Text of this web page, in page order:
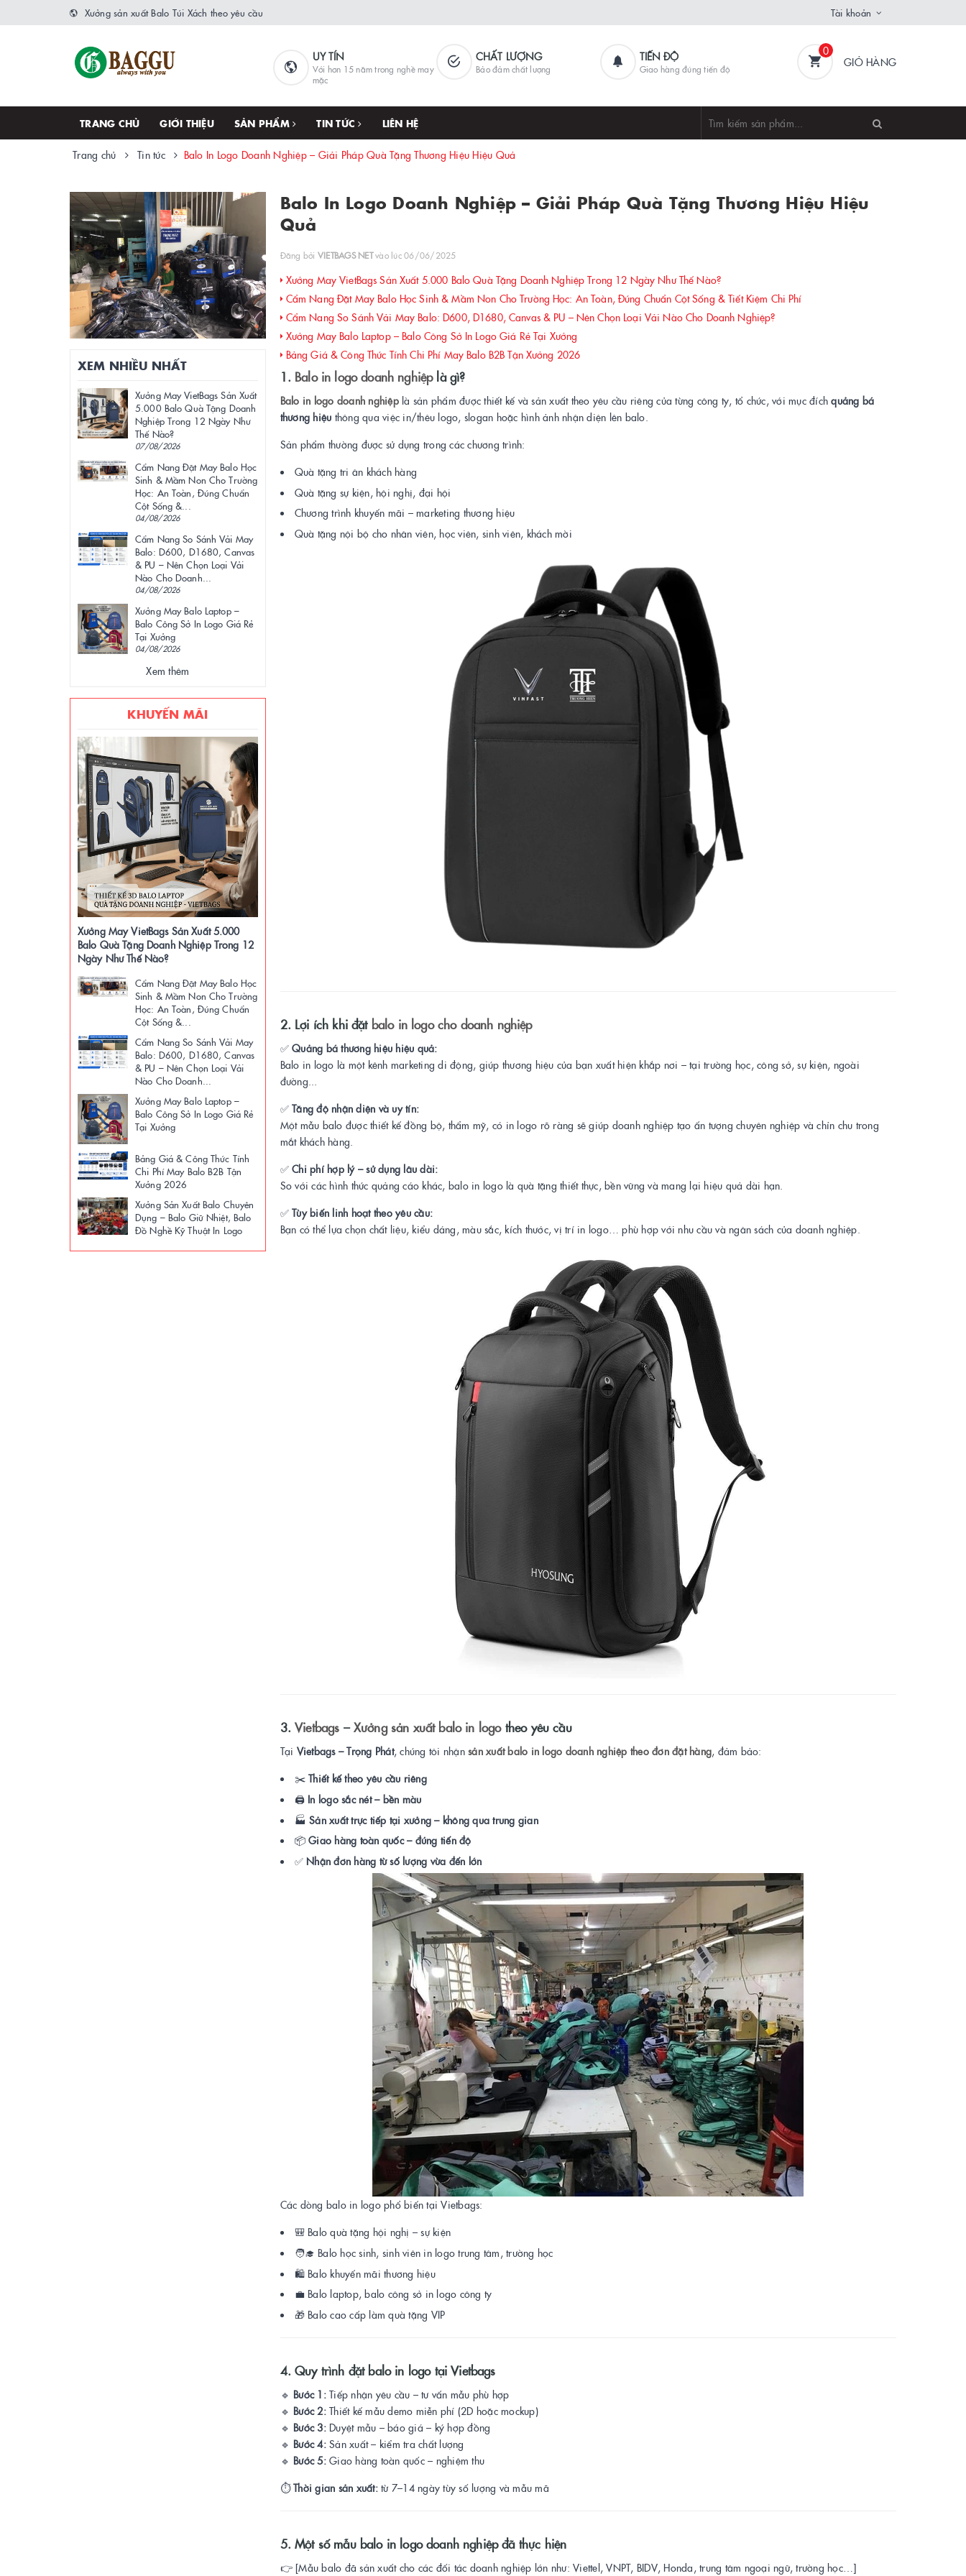
Xưởng sản xuất Balo Túi Xách theo yêu cầu Tài khoản
UY TÍN
Với hơn 15 năm trong nghề may
mặc
CHẤT LƯỢNG
Bảo đảm chất lượng
TIẾN ĐỘ
Giao hàng đúng tiến độ
0
GIỎ HÀNG
TRANG CHỦ GIỚI THIỆU SẢN PHẨM TIN TỨC LIÊN HỆ
Trang chủ Tin tức Balo In Logo Doanh Nghiệp – Giải Pháp Quà Tặng Thương Hiệu Hiệu Quả
Balo In Logo Doanh Nghiệp – Giải Pháp Quà Tặng Thương Hiệu Hiệu
Quả
Đăng bởi VIETBAGS NETvào lúc 06/06/2025
Xưởng May VietBags Sản Xuất 5.000 Balo Quà Tặng Doanh Nghiệp Trong 12 Ngày Như Thế Nào?
Cẩm Nang Đặt May Balo Học Sinh & Mầm Non Cho Trường Học: An Toàn, Đúng Chuẩn Cột Sống & Tiết Kiệm Chi Phí
Cẩm Nang So Sánh Vải May Balo: D600, D1680, Canvas & PU – Nên Chọn Loại Vải Nào Cho Doanh Nghiệp?
Xưởng May Balo Laptop – Balo Công Sở In Logo Giá Rẻ Tại Xưởng
Bảng Giá & Công Thức Tính Chi Phí May Balo B2B Tận Xưởng 2026
1. Balo in logo doanh nghiệp là gì?
Balo in logo doanh nghiệplà sản phẩm được thiết kế và sản xuất theo yêu cầu riêng của từng công ty, tổ chức, với mục đíchquảng bá
thương hiệu thông qua việc in/thêu logo, slogan hoặc hình ảnh nhận diện lên balo.
Sản phẩm thường được sử dụng trong các chương trình:
Quà tặng tri ân khách hàng
Quà tặng sự kiện, hội nghị, đại hội
Chương trình khuyến mãi – marketing thương hiệu
Quà tặng nội bộ cho nhân viên, học viên, sinh viên, khách mời
2. Lợi ích khi đặt balo in logo cho doanh nghiệp
✅ Quảng bá thương hiệu hiệu quả:
Balo in logo là một kênh marketing di động, giúp thương hiệu của bạn xuất hiện khắp nơi – tại trường học, công sở, sự kiện, ngoài
đường...
✅ Tăng độ nhận diện và uy tín:
Một mẫu balo được thiết kế đồng bộ, thẩm mỹ, có in logo rõ ràng sẽ giúp doanh nghiệp tạo ấn tượng chuyên nghiệp và chỉn chu trong
mắt khách hàng.
✅ Chi phí hợp lý – sử dụng lâu dài:
So với các hình thức quảng cáo khác, balo in logo là quà tặng thiết thực, bền vững và mang lại hiệu quả dài hạn.
✅ Tùy biến linh hoạt theo yêu cầu:
Bạn có thể lựa chọn chất liệu, kiểu dáng, màu sắc, kích thước, vị trí in logo… phù hợp với nhu cầu và ngân sách của doanh nghiệp.
3.Vietbags –Xưởng sản xuất balo in logotheo yêu cầu
Tại Vietbags – Trọng Phát, chúng tôi nhận sản xuất balo in logo doanh nghiệp theo đơn đặt hàng, đảm bảo:
✂️ Thiết kế theo yêu cầu riêng
🖨️ In logo sắc nét – bền màu
🏭 Sản xuất trực tiếp tại xưởng – không qua trung gian
📦 Giao hàng toàn quốc – đúng tiến độ
✅ Nhận đơn hàng từ số lượng vừa đến lớn
Các dòng balo in logo phổ biến tại Vietbags:
🎒 Balo quà tặng hội nghị – sự kiện
🧑‍🎓 Balo học sinh, sinh viên in logo trung tâm, trường học
🛍️ Balo khuyến mãi thương hiệu
💼 Balo laptop, balo công sở in logo công ty
🎁 Balo cao cấp làm quà tặng VIP
4. Quy trình đặt balo in logo tại Vietbags
🔹 Bước 1:Tiếp nhận yêu cầu – tư vấn mẫu phù hợp
🔹 Bước 2:Thiết kế mẫu demo miễn phí (2D hoặc mockup)
🔹 Bước 3:Duyệt mẫu – báo giá – ký hợp đồng
🔹 Bước 4:Sản xuất – kiểm tra chất lượng
🔹 Bước 5:Giao hàng toàn quốc – nghiệm thu
⏱️Thời gian sản xuất:từ 7–14 ngày tùy số lượng và mẫu mã
5. Một số mẫu balo in logo doanh nghiệp đã thực hiện
👉 [Mẫu balo đã sản xuất cho các đối tác doanh nghiệp lớn như: Viettel, VNPT, BIDV, Honda, trung tâm ngoại ngữ, trường học…]
XEM NHIỀU NHẤT
Xưởng May VietBags Sản Xuất
5.000 Balo Quà Tặng Doanh
Nghiệp Trong 12 Ngày Như
Thế Nào?
07/08/2026
Cẩm Nang Đặt May Balo Học
Sinh & Mầm Non Cho Trường
Học: An Toàn, Đúng Chuẩn
Cột Sống &...
04/08/2026
Cẩm Nang So Sánh Vải May
Balo: D600, D1680, Canvas
& PU – Nên Chọn Loại Vải
Nào Cho Doanh...
04/08/2026
Xưởng May Balo Laptop –
Balo Công Sở In Logo Giá Rẻ
Tại Xưởng
04/08/2026
Xem thêm
KHUYẾN MÃI
Xưởng May VietBags Sản Xuất 5.000
Balo Quà Tặng Doanh Nghiệp Trong 12
Ngày Như Thế Nào?
Cẩm Nang Đặt May Balo Học
Sinh & Mầm Non Cho Trường
Học: An Toàn, Đúng Chuẩn
Cột Sống &...
Cẩm Nang So Sánh Vải May
Balo: D600, D1680, Canvas
& PU – Nên Chọn Loại Vải
Nào Cho Doanh...
Xưởng May Balo Laptop –
Balo Công Sở In Logo Giá Rẻ
Tại Xưởng
Bảng Giá & Công Thức Tính
Chi Phí May Balo B2B Tận
Xưởng 2026
Xưởng Sản Xuất Balo Chuyên
Dụng – Balo Giữ Nhiệt, Balo
Đồ Nghề Kỹ Thuật In Logo